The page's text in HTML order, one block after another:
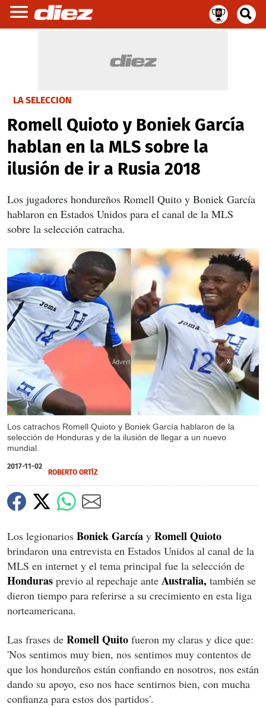
LA SELECCIÓN
Romell Quioto y Boniek García
hablan en la MLS sobre la
ilusión de ir a Rusia 2018
Los jugadores hondureños Romell Quito y Boniek García
hablaron en Estados Unidos para el canal de la MLS
sobre la selección catracha.
Los catrachos Romell Quioto y Boniek García hablaron de la
selección de Honduras y de la ilusión de llegar a un nuevo
mundial.
X
2017-11-02
ROBERTO ORTÍZ
Los legionarios Boniek García y Romell Quioto
brindaron una entrevista en Estados Unidos al canal de la
MLS en internet y el tema principal fue la selección de
Honduras previo al repechaje ante Australia, también se
dieron tiempo para referirse a su crecimiento en esta liga
norteamericana.
Las frases de Romell Quito fueron my claras y dice que:
'Nos sentimos muy bien, nos sentimos muy contentos de
que los hondureños están confiando en nosotros, nos están
dando su apoyo, eso nos hace sentirnos bien, con mucha
confianza para estos dos partidos'.